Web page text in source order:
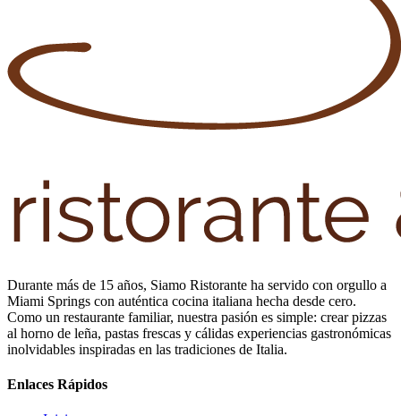
Durante más de 15 años, Siamo Ristorante ha servido con orgullo a
Miami Springs con auténtica cocina italiana hecha desde cero.
Como un restaurante familiar, nuestra pasión es simple: crear pizzas
al horno de leña, pastas frescas y cálidas experiencias gastronómicas
inolvidables inspiradas en las tradiciones de Italia.
Enlaces Rápidos